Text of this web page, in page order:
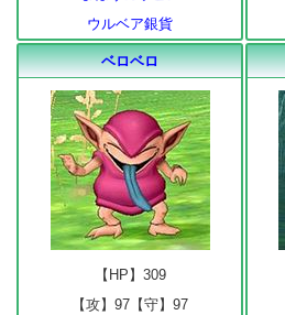
ウルベア銀貨
ベロベロ
【HP】309
【攻】97【守】97